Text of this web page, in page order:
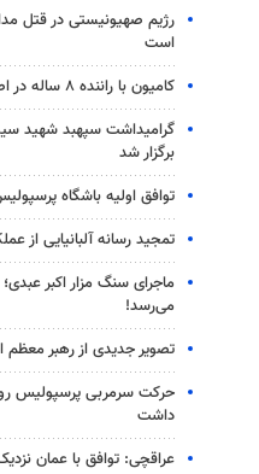
رژیم صهیونیستی در قتل
است
کامیون با راننده ۸ ساله در اصفهان توقیف شد
گرامیداشت سپهبد شهید
برگزار شد
توافق اولیه باشگاه
تمجید رسانه آلبانیایی از
ماجرای سنگ مزار اکبر
می‌رسد!
تصویر جدیدی از رهبر معظم
حرکت سرمربی پرسپولیس روی
داشت
عراقچی: توافق با عمان نزدیک است/